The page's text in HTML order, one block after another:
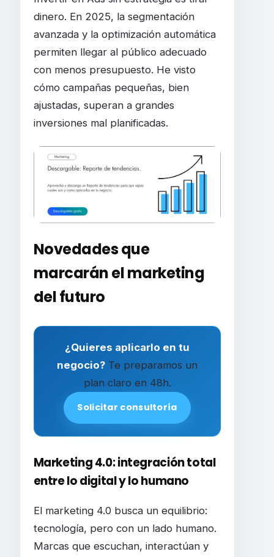
dinero. En 2025, la segmentación
avanzada y la optimización automática
permiten llegar al público adecuado
con menos presupuesto. He visto
cómo campañas pequeñas, bien
ajustadas, superan a grandes
inversiones mal planificadas.
Novedades que
marcarán el marketing
del futuro
¿Quieres aplicarlo en tu
negocio? Te preparamos un
plan claro en 48h.
Solicitar consultoría
Marketing 4.0: integración total
entre lo digital y lo humano
El marketing 4.0 busca un equilibrio:
tecnología, pero con un lado humano.
Marcas que escuchan, interactúan y